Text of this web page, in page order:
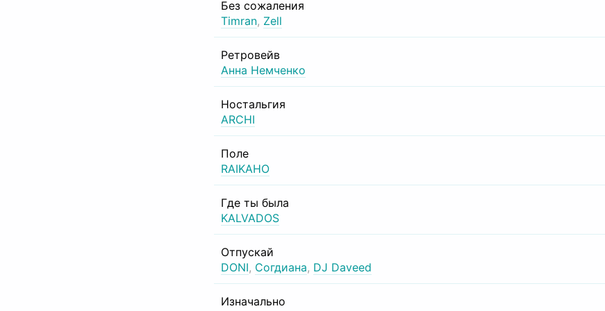
Без сожаления
Timran, Zell
Ретровейв
Анна Немченко
Ностальгия
ARCHI
Поле
RAIKAHO
Где ты была
KALVADOS
Отпускай
DONI, Согдиана, DJ Daveed
Изначально